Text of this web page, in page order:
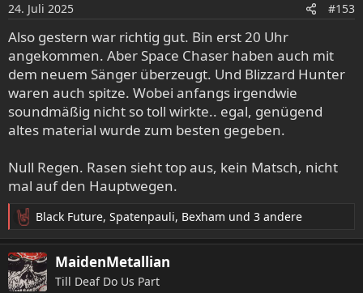
n
e
n
:
24. Juli 2025 #153
Also gestern war richtig gut. Bin erst 20 Uhr
angekommen. Aber Space Chaser haben auch mit
dem neuem Sänger überzeugt. Und Blizzard Hunter
waren auch spitze. Wobei anfangs irgendwie
soundmäßig nicht so toll wirkte.. egal, genügend
altes material wurde zum besten gegeben.
Null Regen. Rasen sieht top aus, kein Matsch, nicht
mal auf den Hauptwegen.
R
e
a
k
t
Black Future, Spatenpauli, Bexham und 3 andere
MaidenMetallian
Till Deaf Do Us Part